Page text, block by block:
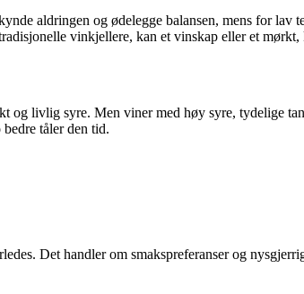
aldringen og ødelegge balansen, mens for lav
vinkjellere, kan et vinskap eller et
og livlig syre. Men viner med høy syre, tydelige
tåler den tid.
Det handler om smakspreferanser og